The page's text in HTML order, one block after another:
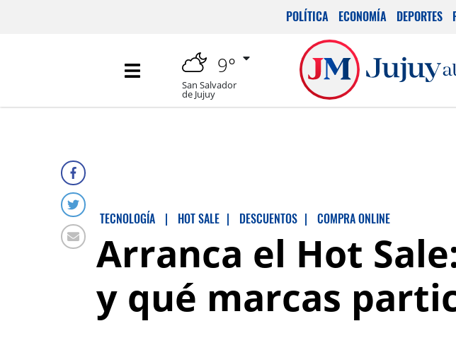
POLÍTICA ECONOMÍA DEPORTES
9°
San Salvador
de Jujuy
TECNOLOGÍA | HOT SALE | DESCUENTOS | COMPRA ONLINE
Arranca el Hot
y qué marcas